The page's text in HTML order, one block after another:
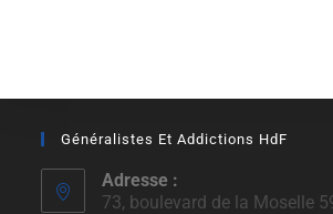
Généralistes Et Addictions HdF
Adresse :
73, boulevard de la Moselle